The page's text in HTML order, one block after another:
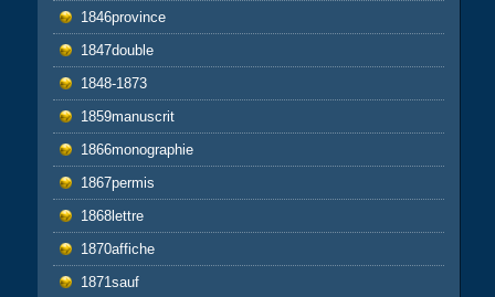
1846province
1847double
1848-1873
1859manuscrit
1866monographie
1867permis
1868lettre
1870affiche
1871sauf